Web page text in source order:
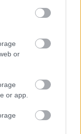
or
or app.
511793205
a
budeme muset